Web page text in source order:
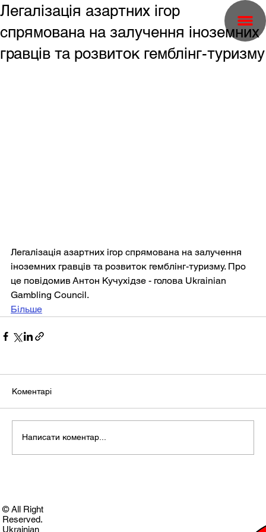
Легалізація азартних ігор
спрямована на залучення іноземних
гравців та розвиток гемблінг-туризму
Легалізація азартних ігор спрямована на залучення
іноземних гравців та розвиток гемблінг-туризму. Про
це повідомив Антон Кучухідзе - голова Ukrainian
Gambling Council.
Більше
Коментарі
Написати коментар...
© All Right
Reserved.
Ukrainian